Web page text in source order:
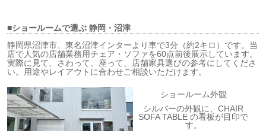
■ショールームで選ぶ静岡・沼津
静岡県沼津市、東名沼津インターより車で3分（約2キロ）です。当
店で人気の店舗業務用チェア・ソファを60点前後展示しています。
実際に見て、さわって、座って、店舗家具選びの参考にしてくださ
い。用途やレイアウトに合わせご相談いただけます。
ショールーム外観
シルバーの外観に、CHAIR
SOFA TABLE の看板が目印で
す。